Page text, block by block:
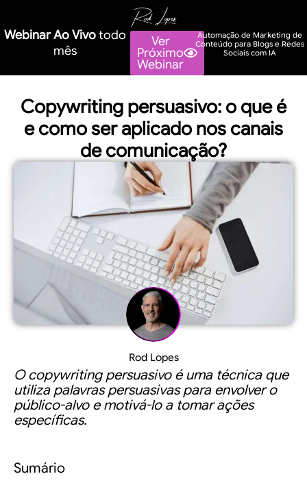
Webinar Ao Vivotodo
mês
Ver
Próximo
Webinar
Automação de Marketing de
Conteúdo para Blogs e Redes
Sociais com IA
Copywriting persuasivo: o que é
e como ser aplicado nos canais
de comunicação?
Rod Lopes
O copywriting persuasivo é uma técnica que
utiliza palavras persuasivas para envolver o
público-alvo e motivá-lo a tomar ações
específicas.
Sumário